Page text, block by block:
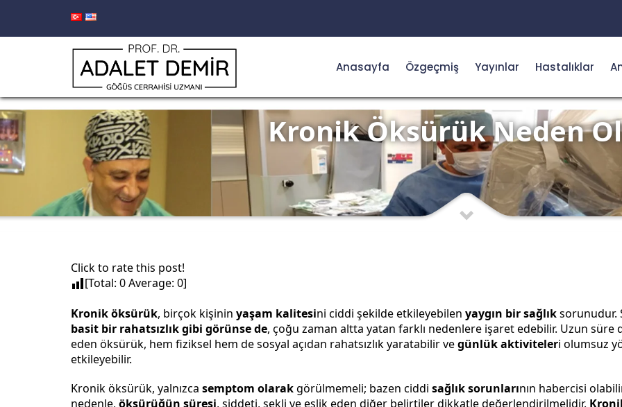
Anasayfa Özgeçmiş Yayınlar Hastalıklar
Kronik Öksürük Neden
Click to rate this post!
[Total: 0Average: 0]
Kronik öksürük, birçok kişinin yaşam kalitesini ciddi şekilde etkileyebilen yaygın bir sağlıksorunudur.
basit bir rahatsızlık gibi görünse de, çoğu zaman altta yatan farklı nedenlere işaret edebilir. Uzun süre
eden öksürük, hem fiziksel hem de sosyal açıdan rahatsızlık yaratabilir vegünlük aktiviteleri olumsuz
etkileyebilir.
Kronik öksürük, yalnızca semptom olarakgörülmemeli; bazen ciddi sağlık sorunlarının habercisi
nedenle, öksürüğün süresi, şiddeti, şekli ve eşlik eden diğer belirtiler dikkatle değerlendirilmelidir.